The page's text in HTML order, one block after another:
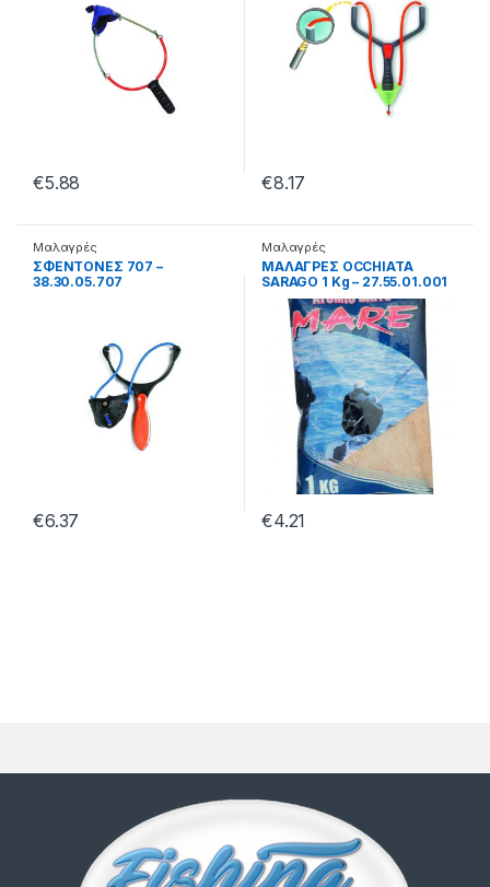
€5.88 €8.17
Μαλαγρές
ΣΦΕΝΤΟΝΕΣ 707 –
38.30.05.707
€6.37
Μαλαγρές
ΜΑΛΑΓΡΕΣ OCCHIATA
SARAGO 1 Kg – 27.55.01.001
€4.21